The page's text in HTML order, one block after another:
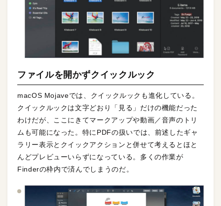
ファイルを開かずクイックルック
macOS Mojaveでは、クイックルックも進化している。
クイックルックは文字どおり「見る」だけの機能だった
わけだが、ここにきてマークアップや動画／音声のトリ
ムも可能になった。特にPDFの扱いでは、前述したギャ
ラリー表示とクイックアクションと併せて考えるとほと
んどプレビューいらずになっている。多くの作業が
Finderの枠内で済んでしまうのだ。